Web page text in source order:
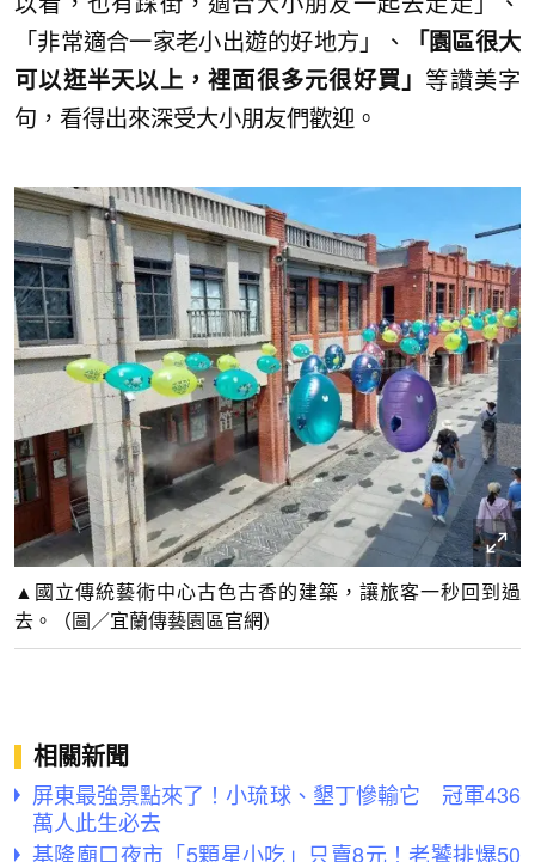
「非常適合一家老小出遊的好地方」、
「園區很大
可以逛半天以上，裡面很多元很好買」 等讚美字
句，看得出來深受大小朋友們歡迎。
▲國立傳統藝術中心古色古香的建築，讓旅客一秒回到過
去。（圖／宜蘭傳藝園區官網）
相關新聞
屏東最強景點來了！小琉球、墾丁慘輸它 冠軍436
萬人此生必去
基隆廟口夜市「5顆星小吃」只賣8元！老饕排爆50